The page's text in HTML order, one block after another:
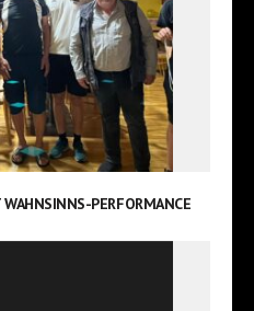
PERFORMANCE